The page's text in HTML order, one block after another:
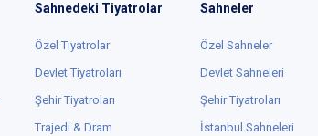
Sahnedeki Tiyatrolar
Özel Tiyatrolar
Devlet Tiyatroları
Şehir Tiyatroları
Trajedi & Dram
Sahneler
Özel Sahneler
Devlet Sahneleri
Şehir Tiyatroları
İstanbul Sahneleri